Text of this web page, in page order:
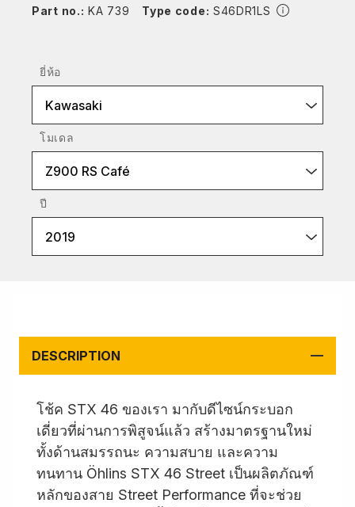
Part no.: KA 739 Type code: S46DR1LS
ยี่ห้อ
Kawasaki
โมเดล
Z900 RS Café
ปี
2019
DESCRIPTION
โช้ค STX 46 ของเรา มากับดีไซน์กระบอก
เดี่ยวที่ผ่านการพิสูจน์แล้ว สร้างมาตรฐานใหม่
ทั้งด้านสมรรถนะ ความสบาย และความ
ทนทาน Öhlins STX 46 Street เป็นผลิตภัณฑ์
หลักของสาย Street Performance ที่จะช่วย